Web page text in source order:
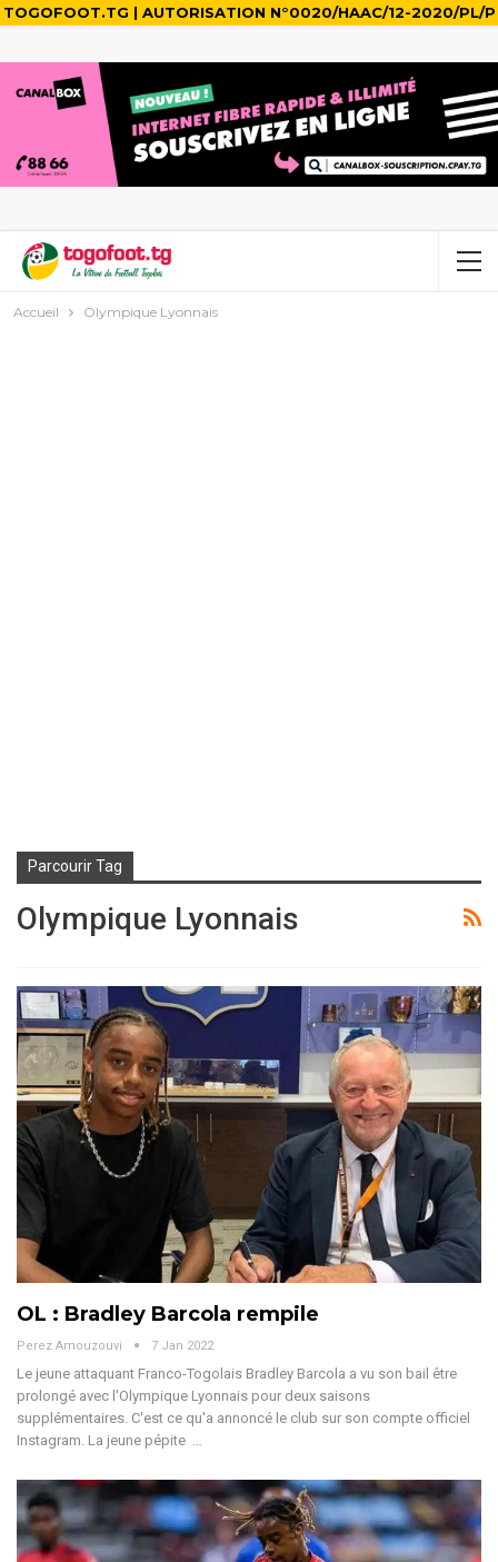
TOGOFOOT.TG | AUTORISATION N°0020/HAAC/12-2020/PL/P
Accueil Olympique Lyonnais
Parcourir Tag
Olympique Lyonnais
OL : Bradley Barcola rempile
Perez Amouzouvi 7 Jan 2022
Le jeune attaquant Franco-Togolais Bradley Barcola a vu son bail être
prolongé avec l'Olympique Lyonnais pour deux saisons
supplémentaires. C'est ce qu'a annoncé le club sur son compte officiel
Instagram. La jeune pépite …